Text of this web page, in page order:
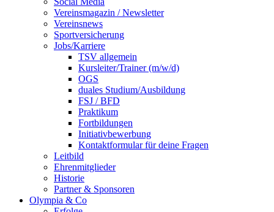
Vereinsmagazin / Newsletter
Vereinsnews
Sportversicherung
Jobs/Karriere
TSV allgemein
Kursleiter/Trainer (m/w/d)
OGS
duales Studium/Ausbildung
FSJ / BFD
Praktikum
Fortbildungen
Initiativbewerbung
Kontaktformular für deine Fragen
Leitbild
Ehrenmitglieder
Historie
Partner & Sponsoren
Olympia & Co